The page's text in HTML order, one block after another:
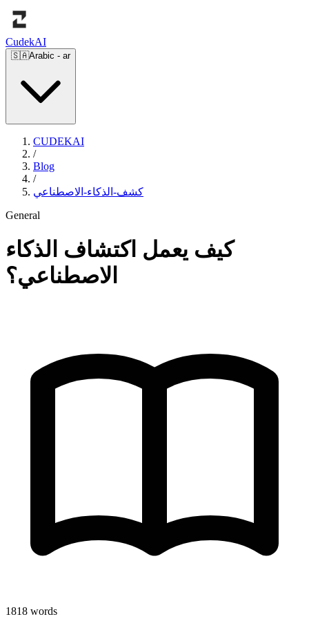
CudekAI
🇸🇦Arabic - ar
CUDEKAI
/
Blog
/
كشف-الذكاء-الاصطناعي
General
كيف يعمل اكتشاف الذكاء
الاصطناعي؟
1818 words